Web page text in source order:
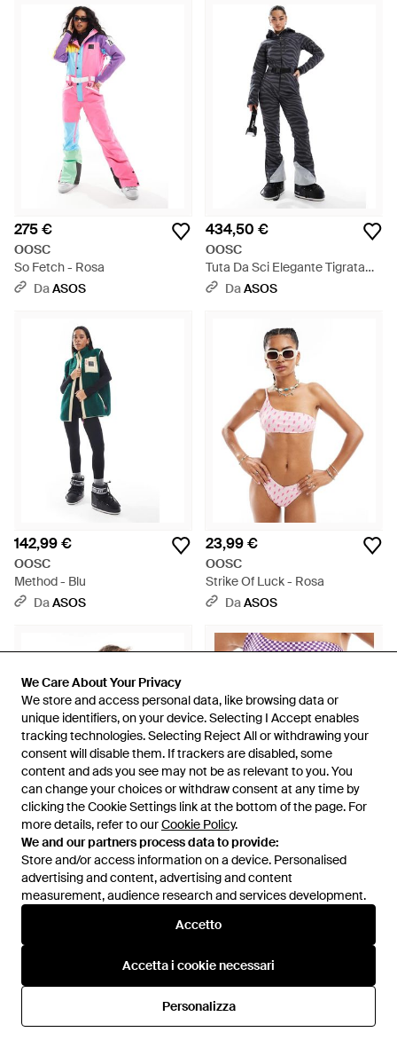
We Care About Your Privacy
We store and access personal data, like browsing data or
unique identifiers, on your device. Selecting I Accept enables
tracking technologies. Selecting Reject All or withdrawing your
consent will disable them. If trackers are disabled, some
content and ads you see may not be as relevant to you. You
can change your choices or withdraw consent at any time by
clicking the Cookie Settings link at the bottom of the page. For
more details, refer to ourCookie Policy.
We and our partners process data to provide:
Store and/or access information on a device. Personalised
advertising and content, advertising and content
measurement, audience research and services development.
Accetto
Accetta i cookie necessari
Personalizza
We Care About Your Privacy
We store and access personal data, like browsing data or
unique identifiers, on your device. Selecting I Accept enables
tracking technologies. Selecting Reject All or withdrawing your
consent will disable them. If trackers are disabled, some
content and ads you see may not be as relevant to you. You
can change your choices or withdraw consent at any time by
clicking the Cookie Settings link at the bottom of the page. For
more details, refer to ourCookie Policy.
We and our partners process data to provide:
Store and/or access information on a device. Personalised
advertising and content, advertising and content
measurement, audience research and services development.
Accetto
Accetta i cookie necessari
Personalizza
275 €
OOSC
So Fetch - Rosa
DaASOS
434,50 €
OOSC
Tuta Da Sci Elegante Tigrata
Multicolore - Blu
DaASOS
142,99 €
OOSC
Method - Blu
DaASOS
23,99 €
OOSC
Strike Of Luck - Rosa
DaASOS
23,99 €
OOSC
Strike Of Luck - Marrone
23,99 €
OOSC
Checkmate - Viola